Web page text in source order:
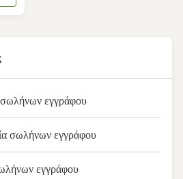
εγγράφου
σωλήνων εγγράφου
εγγράφου